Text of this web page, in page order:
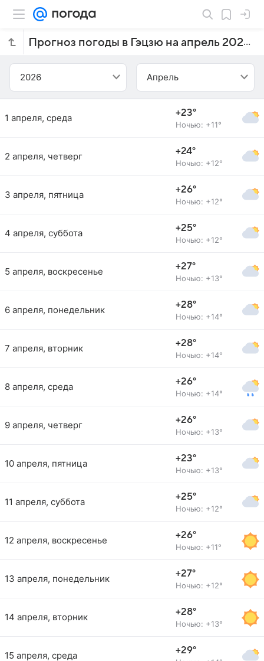
Прогноз погоды в Гэцзю на апрель 2026 года
2026 Апрель
1 апреля, среда +23°
Ночью: +11°
2 апреля, четверг +24°
Ночью: +12°
3 апреля, пятница +26°
Ночью: +12°
4 апреля, суббота +25°
Ночью: +12°
5 апреля, воскресенье +27°
Ночью: +13°
6 апреля, понедельник +28°
Ночью: +14°
7 апреля, вторник +28°
Ночью: +14°
8 апреля, среда +26°
Ночью: +14°
9 апреля, четверг +26°
Ночью: +13°
10 апреля, пятница +23°
Ночью: +13°
11 апреля, суббота +25°
Ночью: +12°
12 апреля, воскресенье +26°
Ночью: +11°
13 апреля, понедельник +27°
Ночью: +12°
14 апреля, вторник +28°
Ночью: +13°
15 апреля, среда +29°